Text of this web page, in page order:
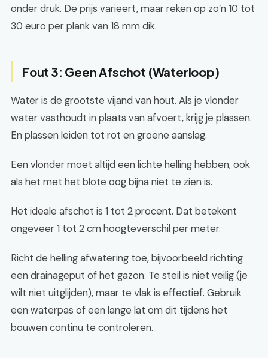
onder druk. De prijs varieert, maar reken op zo’n 10 tot
30 euro per plank van 18 mm dik.
Fout 3: Geen Afschot (Waterloop)
Water is de grootste vijand van hout. Als je vlonder
water vasthoudt in plaats van afvoert, krijg je plassen.
En plassen leiden tot rot en groene aanslag.
Een vlonder moet altijd een lichte helling hebben, ook
als het met het blote oog bijna niet te zien is.
Het ideale afschot is 1 tot 2 procent. Dat betekent
ongeveer 1 tot 2 cm hoogteverschil per meter.
Richt de helling afwatering toe, bijvoorbeeld richting
een drainageput of het gazon. Te steil is niet veilig (je
wilt niet uitglijden), maar te vlak is effectief. Gebruik
een waterpas of een lange lat om dit tijdens het
bouwen continu te controleren.